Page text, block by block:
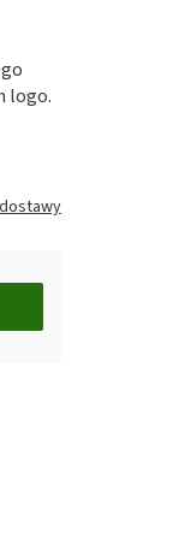
logo.